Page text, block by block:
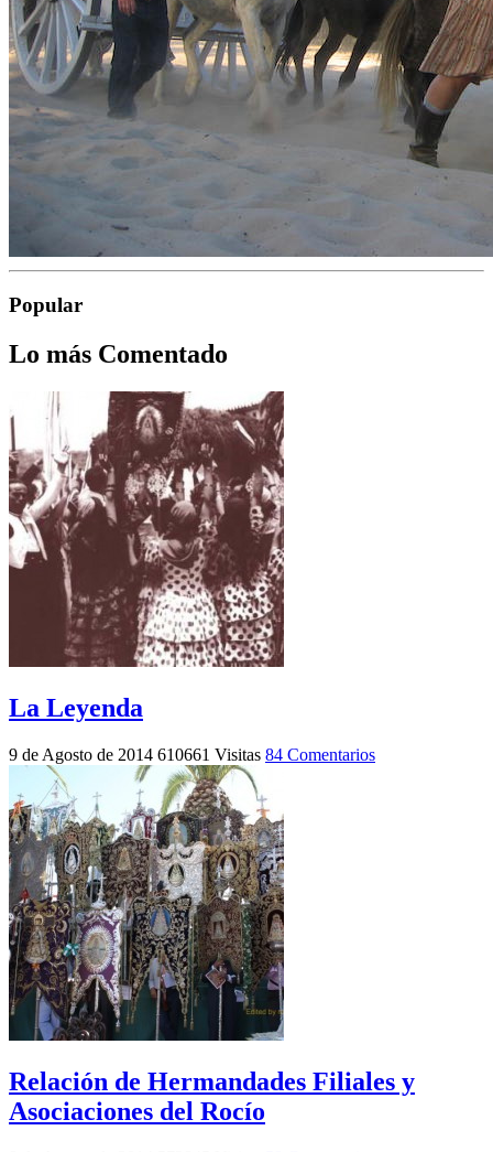
Popular
Lo más Comentado
La Leyenda
9 de Agosto de 2014 610661 Visitas 84 Comentarios
Relación de Hermandades Filiales y
Asociaciones del Rocío